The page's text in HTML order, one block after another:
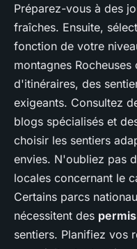
Préparez-vous à des
fraîches. Ensuite,
fonction de votre
montagnes
d'itinéraires, des
exigeants. Consultez
blogs spécialisés et
choisir les sentiers
envies. N'oubliez pas
locales concernant le
Certains parcs
nécessitent des permis
sentiers. Planifiez vos